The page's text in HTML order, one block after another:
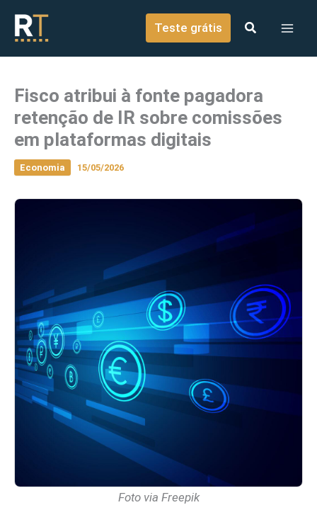
conteúdo
Teste grátis
Fisco atribui à fonte pagadora
retenção de IR sobre comissões
em plataformas digitais
Economia 15/05/2026
Foto via Freepik